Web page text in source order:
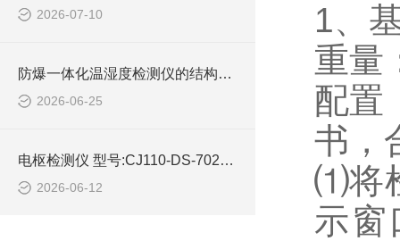
2026-07-10
防爆一体化温湿度检测仪的结构设计
2026-06-25
电枢检测仪 型号:CJ110-DS-702C库号：M362996的简单介绍
2026-06-12
1、
重量
配置
书，
⑴将
示窗